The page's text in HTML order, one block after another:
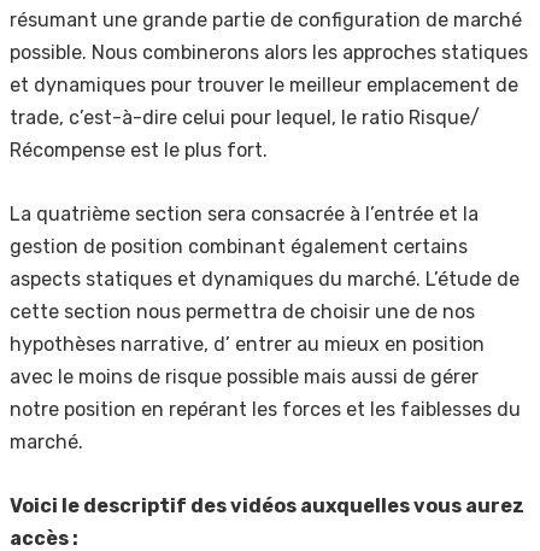
résumant une grande partie de configuration de marché
possible. Nous combinerons alors les approches statiques
et dynamiques pour trouver le meilleur emplacement de
trade, c’est-à-dire celui pour lequel, le ratio Risque/
Récompense est le plus fort.
La quatrième section sera consacrée à l’entrée et la
gestion de position combinant également certains
aspects statiques et dynamiques du marché. L’étude de
cette section nous permettra de choisir une de nos
hypothèses narrative, d’ entrer au mieux en position
avec le moins de risque possible mais aussi de gérer
notre position en repérant les forces et les faiblesses du
marché.
Voici le descriptif des vidéos auxquelles vous aurez
accès :